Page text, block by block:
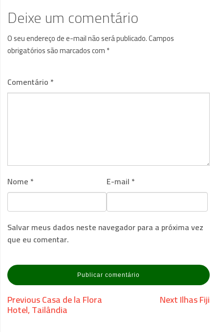
Deixe um comentário
O seu endereço de e-mail não será publicado.Campos
obrigatórios são marcados com*
Comentário *
Nome * E-mail *
Salvar meus dados neste navegador para a próxima vez
que eu comentar.
PreviousCasa de la Flora
Hotel, Tailândia
NextIlhas Fiji